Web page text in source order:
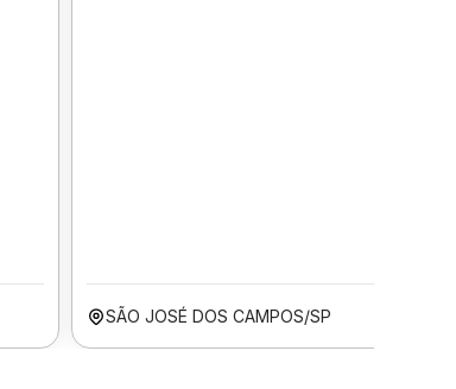
SÃO JOSÉ DOS CAMPOS/SP